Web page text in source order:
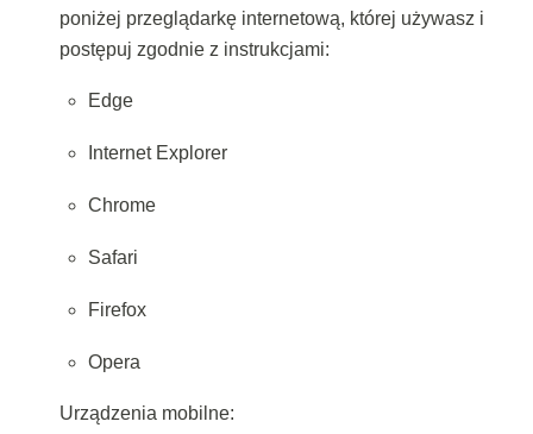
poniżej przeglądarkę internetową, której używasz i
postępuj zgodnie z instrukcjami:
Edge
Internet Explorer
Chrome
Safari
Firefox
Opera
Urządzenia mobilne: